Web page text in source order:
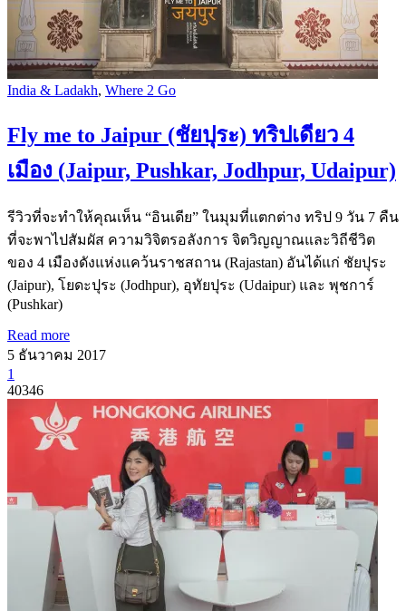
India & Ladakh, Where 2 Go
Fly me to Jaipur (ชัยปุระ) ทริปเดียว 4
เมือง (Jaipur, Pushkar, Jodhpur, Udaipur)
รีวิวที่จะทำให้คุณเห็น “อินเดีย” ในมุมที่แตกต่าง ทริป 9 วัน 7 คืน
ที่จะพาไปสัมผัส ความวิจิตรอลังการ จิตวิญญาณและวิถีชีวิต
ของ 4 เมืองดังแห่งแคว้นราชสถาน (Rajastan) อันได้แก่ ชัยปุระ
(Jaipur), โยดะปุระ (Jodhpur), อุทัยปุระ (Udaipur) และ พุชการ์
(Pushkar)
Read more
5 ธันวาคม 2017
1
40346